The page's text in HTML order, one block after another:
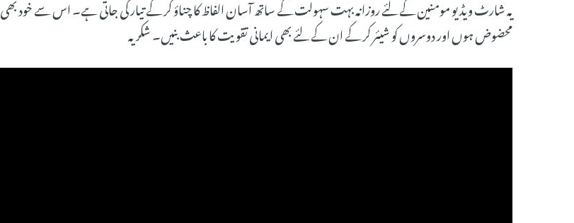
یہ شارٹ ویڈیو مومنین کے لئے روزانہ بہت سہولت کے ساتھ آسان الفاظ کا چناؤ کر کے تیار کی جاتی ہے۔ اس سے خود بھی
محضوض ہوں اور دوسروں کو شیئر کر کے ان کے لئے بھی ایمانی تقویت کا باعث بنیں۔ شکریہ